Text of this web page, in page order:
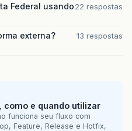
Federal usando22 respostas
externa?
13 respostas
como e quando utilizar
funciona seu fluxo com
Feature, Release e Hotfix,